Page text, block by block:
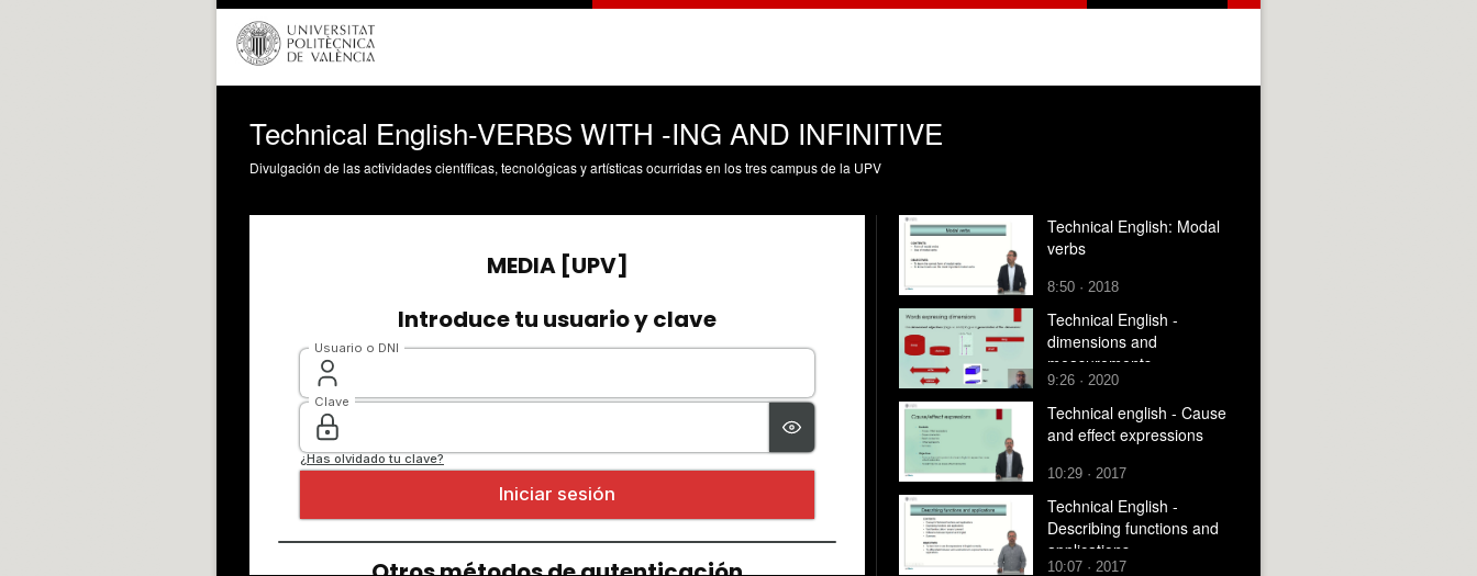
Technical English-VERBS WITH -ING AND INFINITIVE
Divulgación de las actividades científicas, tecnológicas y artísticas ocurridas en los tres campus de la UPV
Technical English: Modal
verbs
8:50 · 2018
Technical English -
dimensions and
measurements
9:26 · 2020
Technical english - Cause
and effect expressions
10:29 · 2017
Technical English -
Describing functions and
applications
10:07 · 2017